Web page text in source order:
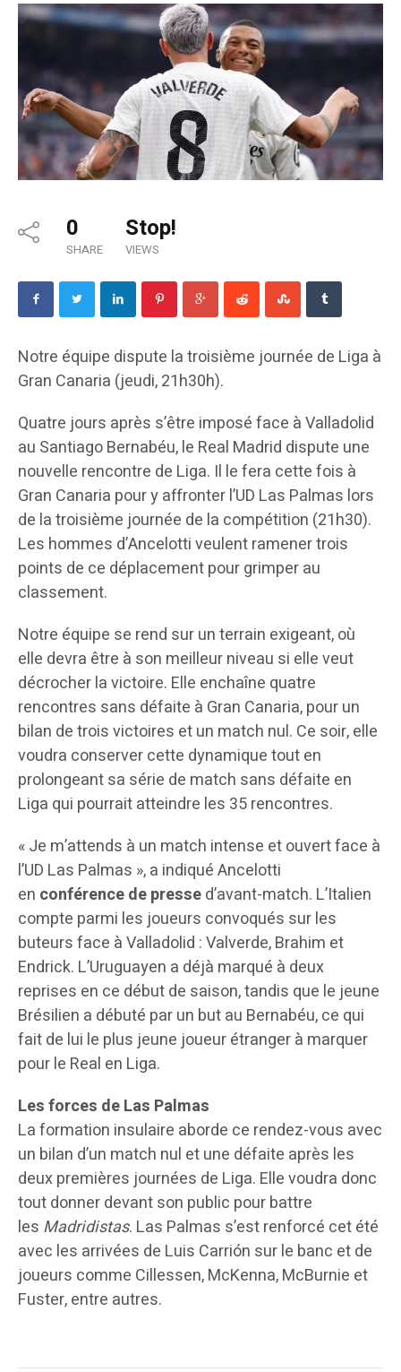
0
SHARE
Stop!
VIEWS
Notre équipe dispute la troisième journée de Liga à
Gran Canaria (jeudi, 21h30h).
Quatre jours après s’être imposé face à Valladolid
au Santiago Bernabéu, le Real Madrid dispute une
nouvelle rencontre de Liga. Il le fera cette fois à
Gran Canaria pour y affronter l’UD Las Palmas lors
de la troisième journée de la compétition (21h30).
Les hommes d’Ancelotti veulent ramener trois
points de ce déplacement pour grimper au
classement.
Notre équipe se rend sur un terrain exigeant, où
elle devra être à son meilleur niveau si elle veut
décrocher la victoire. Elle enchaîne quatre
rencontres sans défaite à Gran Canaria, pour un
bilan de trois victoires et un match nul. Ce soir, elle
voudra conserver cette dynamique tout en
prolongeant sa série de match sans défaite en
Liga qui pourrait atteindre les 35 rencontres.
« Je m’attends à un match intense et ouvert face à
l’UD Las Palmas », a indiqué Ancelotti
en conférence de pressed’avant-match. L’Italien
compte parmi les joueurs convoqués sur les
buteurs face à Valladolid : Valverde, Brahim et
Endrick. L’Uruguayen a déjà marqué à deux
reprises en ce début de saison, tandis que le jeune
Brésilien a débuté par un but au Bernabéu, ce qui
fait de lui le plus jeune joueur étranger à marquer
pour le Real en Liga.
Les forces de Las Palmas
La formation insulaire aborde ce rendez-vous avec
un bilan d’un match nul et une défaite après les
deux premières journées de Liga. Elle voudra donc
tout donner devant son public pour battre
les Madridistas. Las Palmas s’est renforcé cet été
avec les arrivées de Luis Carrión sur le banc et de
joueurs comme Cillessen, McKenna, McBurnie et
Fuster, entre autres.